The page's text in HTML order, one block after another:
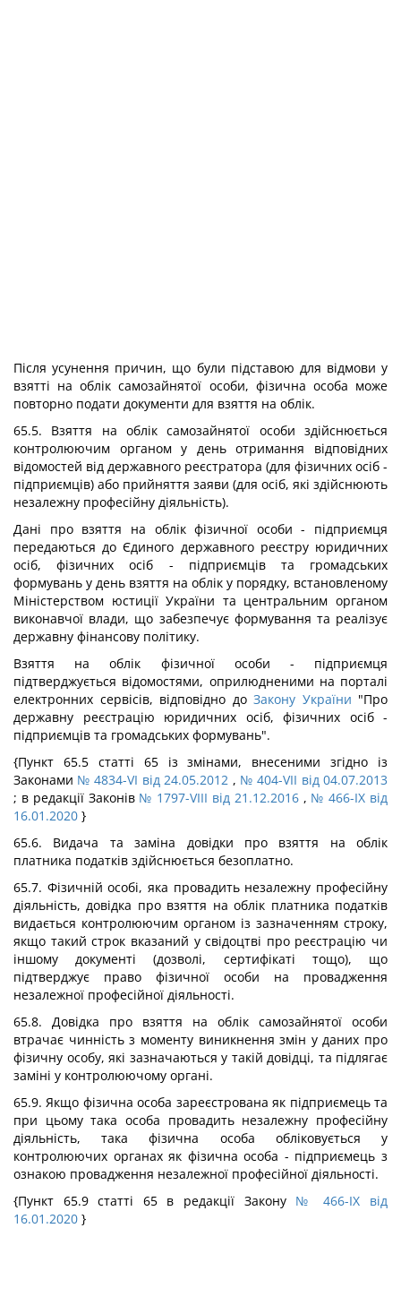
Після усунення причин, що були підставою для відмови у
взятті на облік самозайнятої особи, фізична особа може
повторно подати документи для взяття на облік.
65.5. Взяття на облік самозайнятої особи здійснюється
контролюючим органом у день отримання відповідних
відомостей від державного реєстратора (для фізичних осіб -
підприємців) або прийняття заяви (для осіб, які здійснюють
незалежну професійну діяльність).
Дані про взяття на облік фізичної особи - підприємця
передаються до Єдиного державного реєстру юридичних
осіб, фізичних осіб - підприємців та громадських
формувань у день взяття на облік у порядку, встановленому
Міністерством юстиції України та центральним органом
виконавчої влади, що забезпечує формування та реалізує
державну фінансову політику.
Взяття на облік фізичної особи - підприємця
підтверджується відомостями, оприлюдненими на порталі
електронних сервісів, відповідно до Закону України "Про
державну реєстрацію юридичних осіб, фізичних осіб -
підприємців та громадських формувань".
{Пункт 65.5 статті 65 із змінами, внесеними згідно із
Законами № 4834-VI від 24.05.2012 , № 404-VII від 04.07.2013
; в редакції Законів № 1797-VIII від 21.12.2016, № 466-IX від
16.01.2020 }
65.6. Видача та заміна довідки про взяття на облік
платника податків здійснюється безоплатно.
65.7. Фізичній особі, яка провадить незалежну професійну
діяльність, довідка про взяття на облік платника податків
видається контролюючим органом із зазначенням строку,
якщо такий строк вказаний у свідоцтві про реєстрацію чи
іншому документі (дозволі, сертифікаті тощо), що
підтверджує право фізичної особи на провадження
незалежної професійної діяльності.
65.8. Довідка про взяття на облік самозайнятої особи
втрачає чинність з моменту виникнення змін у даних про
фізичну особу, які зазначаються у такій довідці, та підлягає
заміні у контролюючому органі.
65.9. Якщо фізична особа зареєстрована як підприємець та
при цьому така особа провадить незалежну професійну
діяльність, така фізична особа обліковується у
контролюючих органах як фізична особа - підприємець з
ознакою провадження незалежної професійної діяльності.
{Пункт 65.9 статті 65 в редакції Закону № 466-IX від
16.01.2020 }